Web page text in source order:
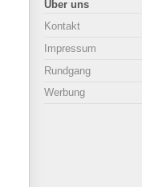
Über uns
Kontakt
Impressum
Rundgang
Werbung